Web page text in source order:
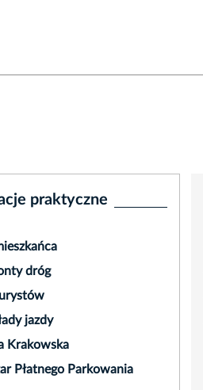
praktyczne
dróg
jazdy
Krakowska
Płatnego Parkowania